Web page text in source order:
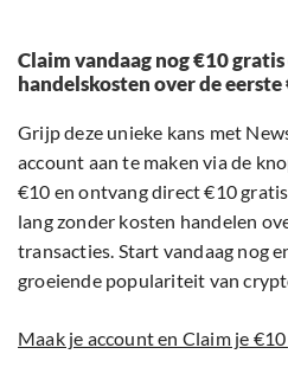
Claim vandaag nog €10
handelskosten over de
Grijp deze unieke kans met
account aan te maken via de
€10 en ontvang direct €10
lang zonder kosten handelen
transacties. Start vandaag nog
groeiende populariteit van
Maak je account en Claim je